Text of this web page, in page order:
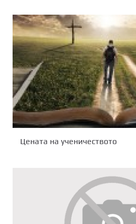
Цената на ученичеството